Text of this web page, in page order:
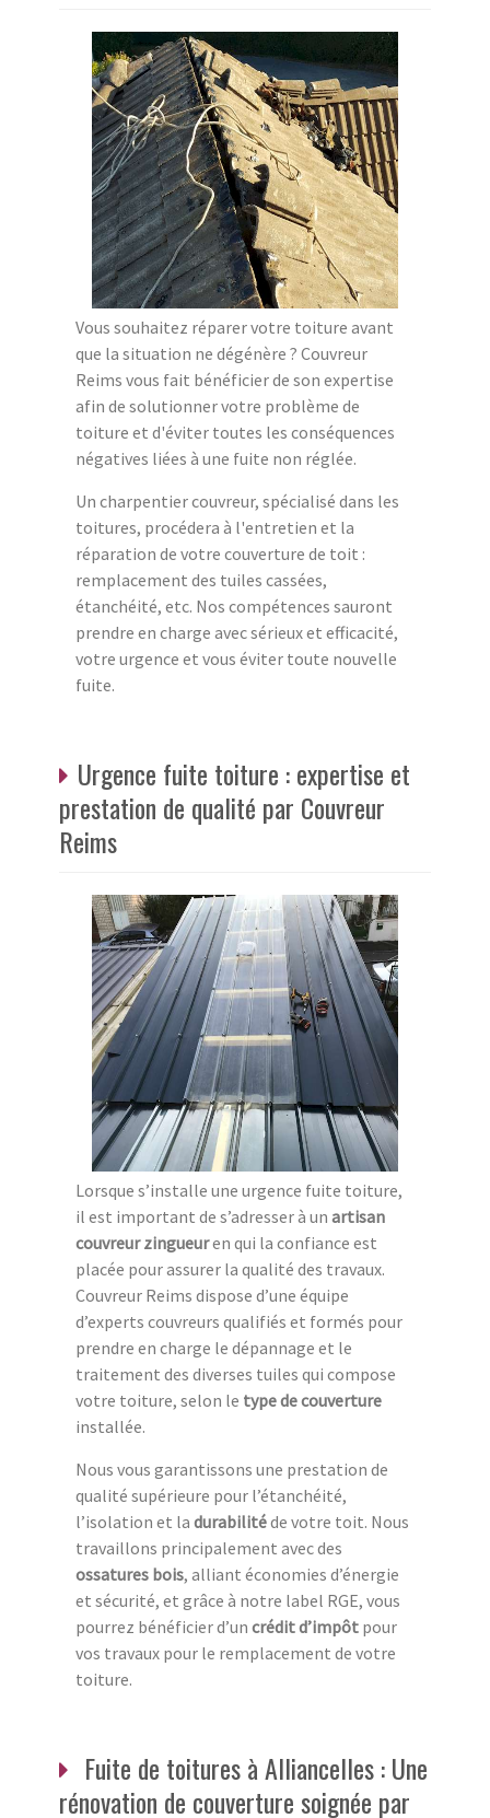
Vous souhaitez réparer votre toiture avant
que la situation ne dégénère ? Couvreur
Reims vous fait bénéficier de son expertise
afin de solutionner votre problème de
toiture et d'éviter toutes les conséquences
négatives liées à une fuite non réglée.
Un charpentier couvreur, spécialisé dans les
toitures, procédera à l'entretien et la
réparation de votre couverture de toit :
remplacement des tuiles cassées,
étanchéité, etc. Nos compétences sauront
prendre en charge avec sérieux et efficacité,
votre urgence et vous éviter toute nouvelle
fuite.
Urgence fuite toiture : expertise et
prestation de qualité par Couvreur
Reims
Lorsque s’installe une urgence fuite toiture,
il est important de s’adresser à un artisan
couvreur zingueuren qui la confiance est
placée pour assurer la qualité des travaux.
Couvreur Reims dispose d’une équipe
d’experts couvreurs qualifiés et formés pour
prendre en charge le dépannage et le
traitement des diverses tuiles qui compose
votre toiture, selon le type de couverture
installée.
Nous vous garantissons une prestation de
qualité supérieure pour l’étanchéité,
l’isolation et la durabilitéde votre toit. Nous
travaillons principalement avec des
ossatures bois, alliant économies d’énergie
et sécurité, et grâce à notre label RGE, vous
pourrez bénéficier d’un crédit d’impôt pour
vos travaux pour le remplacement de votre
toiture.
Fuite de toitures à Alliancelles : Une
rénovation de couverture soignée par